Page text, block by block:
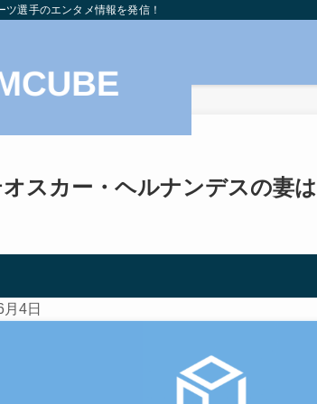
選手のエンタメ情報を発信！
オスカー・ヘルナンデスの妻
4日